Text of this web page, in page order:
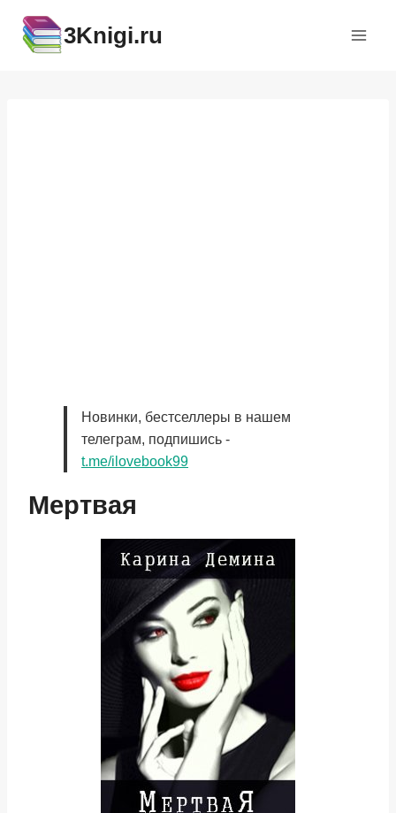
содержимому
3Knigi.ru
Новинки, бестселлеры в нашем
телеграм, подпишись -
t.me/ilovebook99
Мертвая